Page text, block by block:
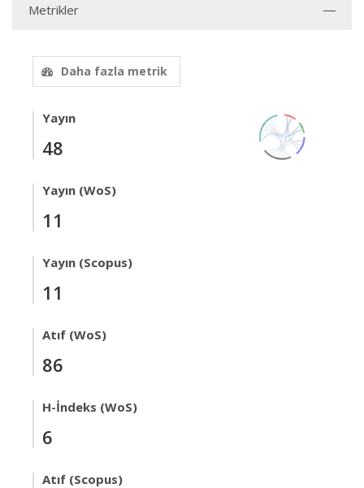
Metrikler
Daha fazla metrik
Yayın
48
Yayın (WoS)
11
Yayın (Scopus)
11
Atıf (WoS)
86
H-İndeks (WoS)
6
Atıf (Scopus)